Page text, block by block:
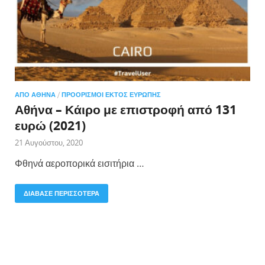
ΑΠΌ ΑΘΉΝΑ / ΠΡΟΟΡΙΣΜΟΊ ΕΚΤΌΣ ΕΥΡΏΠΗΣ
Αθήνα – Κάιρο με επιστροφή από 131
ευρώ (2021)
21 Αυγούστου, 2020
Φθηνά αεροπορικά εισιτήρια …
ΔΙΑΒΑΣΕ ΠΕΡΙΣΣΟΤΕΡΑ